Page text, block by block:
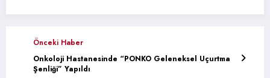
Önceki Haber
Onkoloji Hastanesinde “PONKO Geleneksel Uçurtma
Şenliği” Yapıldı